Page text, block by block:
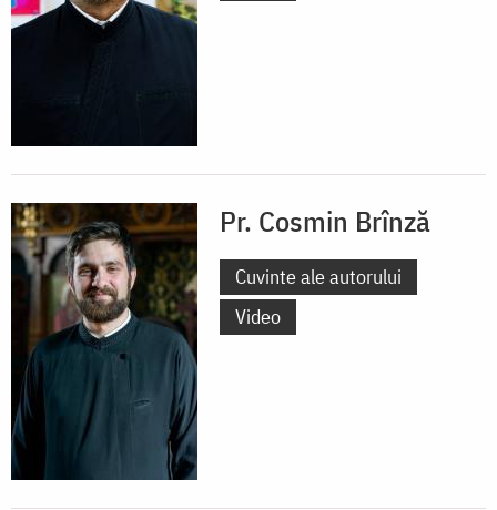
Pr. Cosmin Brînză
Cuvinte ale autorului
Video